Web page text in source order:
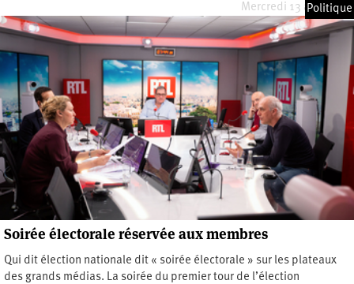
Mercredi 13 avril 2022
Politique
Soirée électorale réservée aux membres
Qui dit élection nationale dit « soirée électorale » sur les plateaux
des grands médias. La soirée du premier tour de l’élection